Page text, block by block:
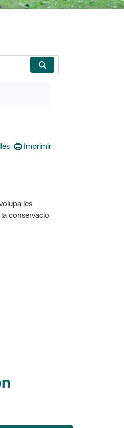
Imprimir
les
conservació